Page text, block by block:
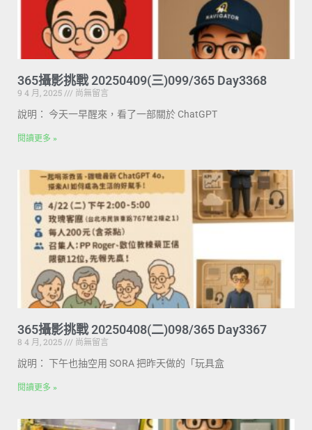
365攝影挑戰 20250409(三)099/365 Day3368
9 4 月, 2025
尚無留言
說明： 今天一早醒來，看了一部關於 ChatGPT
閱讀更多 »
365攝影挑戰 20250408(二)098/365 Day3367
8 4 月, 2025
尚無留言
說明： 下午也抽空用 SORA 把昨天做的「玩具盒
閱讀更多 »